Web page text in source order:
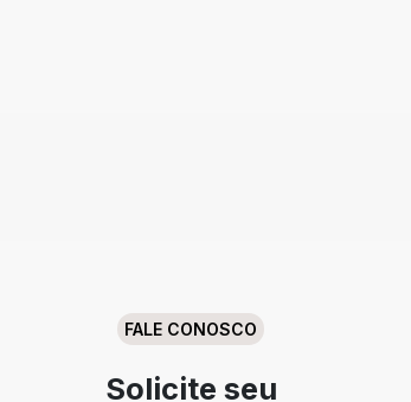
FALE CONOSCO
Solicite seu